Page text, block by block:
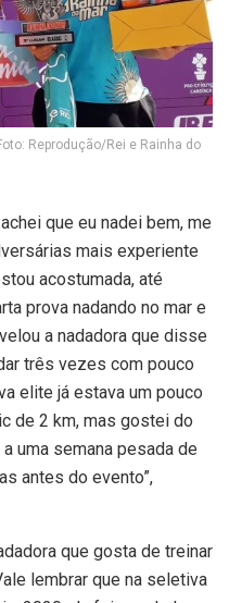
Reprodução/Rei e Rainha do
que eu nadei bem, me
mais experiente
acostumada, até
prova nadando no mar e
a nadadora que disse
três vezes com pouco
elite já estava um pouco
de 2 km, mas gostei do
uma semana pesada de
antes do evento”,
que gosta de treinar
lembrar que na seletiva